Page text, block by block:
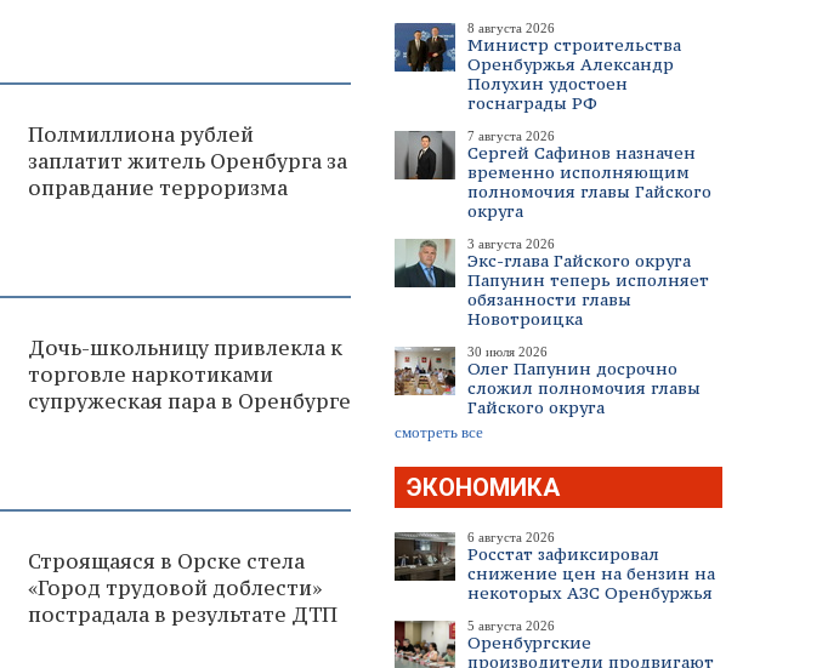
8 августа 2026
Министр строительства
Оренбуржья Александр
Полухин удостоен
госнаграды РФ
7 августа 2026
Сергей Сафинов назначен
временно исполняющим
полномочия главы Гайского
округа
3 августа 2026
Экс-глава Гайского округа
Папунин теперь исполняет
обязанности главы
Новотроицка
30 июля 2026
Олег Папунин досрочно
сложил полномочия главы
Гайского округа
смотреть все
ЭКОНОМИКА
6 августа 2026
Росстат зафиксировал
снижение цен на бензин на
некоторых АЗС Оренбуржья
5 августа 2026
Оренбургские
производители продвигают
Полмиллиона рублей
заплатит житель Оренбурга за
оправдание терроризма
Дочь-школьницу привлекла к
торговле наркотиками
супружеская пара в Оренбурге
Строящаяся в Орске стела
«Город трудовой доблести»
пострадала в результате ДТП